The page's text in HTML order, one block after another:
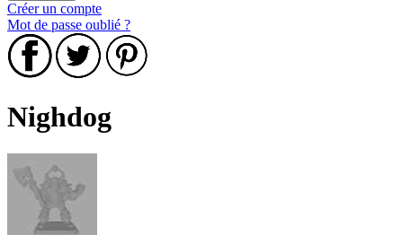
Créer un compte
Mot de passe oublié ?
Nighdog